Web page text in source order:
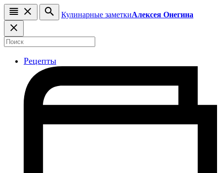
Кулинарные заметкиАлексея Онегина
Рецепты